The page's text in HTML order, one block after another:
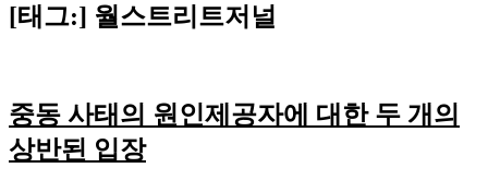
[태그:] 월스트리트저널
중동 사태의 원인제공자에 대한 두 개의
상반된 입장